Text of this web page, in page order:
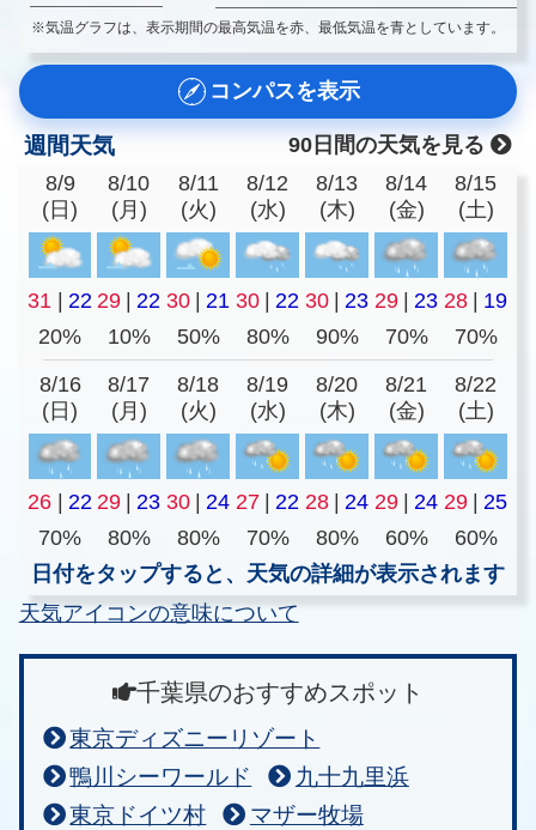
※気温グラフは、表示期間の最高気温を赤、最低気温を青としています。
コンパスを表示
週間天気
90日間の天気を見る
8/9
(日)
8/10
(月)
8/11
(火)
8/12
(水)
8/13
(木)
8/14
(金)
8/15
(土)
31 | 22 29 | 22 30 | 21 30 | 22 30 | 23 29 | 23 28 | 19
20%
10% 50% 80% 90% 70% 70%
8/16
(日)
8/17
(月)
8/18
(火)
8/19
(水)
8/20
(木)
8/21
(金)
8/22
(土)
26 | 22 29 | 23 30 | 24 27 | 22 28 | 24 29 | 24 29 | 25
70%
80% 80% 70% 80% 60%
60%
日付をタップすると、天気の詳細が表示されます
天気アイコンの意味について
千葉県のおすすめスポット
東京ディズニーリゾート
鴨川シーワールド
九十九里浜
東京ドイツ村
マザー牧場